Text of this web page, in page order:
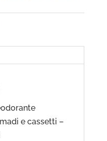
e cassetti –